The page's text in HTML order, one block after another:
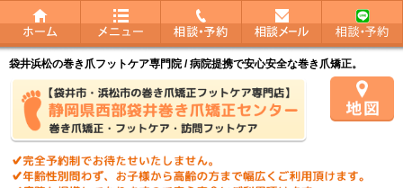
袋井浜松の巻き爪フットケア専門院 / 病院提携で安心安全な巻き爪矯正。